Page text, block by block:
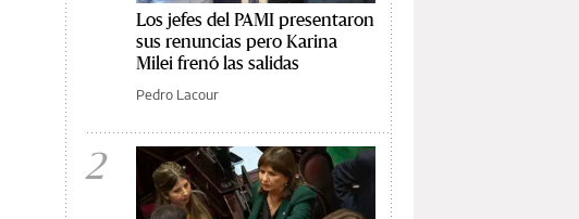
Los jefes del PAMI presentaron
sus renuncias pero Karina
Milei frenó las salidas
Pedro Lacour
2